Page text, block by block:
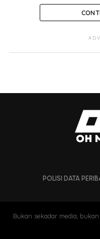
POLISI DATA
Bukan sekadar media,